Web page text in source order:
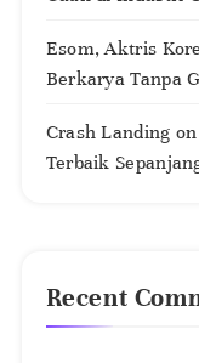
Esom, Aktris
Berkarya Tanpa
Crash Landing
Terbaik
Recent